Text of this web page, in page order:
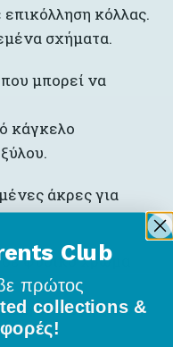
κόλλας.
σχήματα.
μπορεί να
κάγκελο
άκρες για
φυσικό χρώμα
η επιλογή ξύλου
Club
πρώτος
collections &